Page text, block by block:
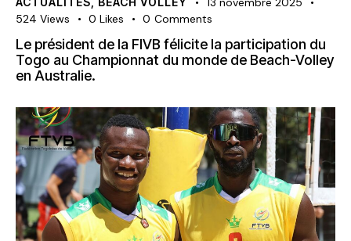
524 Views 0 Likes 0 Comments
Le président de la FIVB félicite la participation du
Togo au Championnat du monde de Beach-Volley
en Australie.